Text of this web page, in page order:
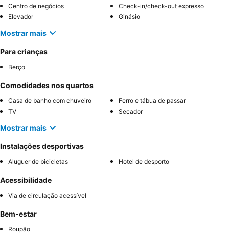
Centro de negócios
Check-in/check-out expresso
Elevador
Ginásio
Mostrar mais
Para crianças
Berço
Comodidades nos quartos
Casa de banho com chuveiro
Ferro e tábua de passar
TV
Secador
Mostrar mais
Instalações desportivas
Aluguer de bicicletas Hotel de desporto
Acessibilidade
Via de circulação acessível
Bem-estar
Roupão